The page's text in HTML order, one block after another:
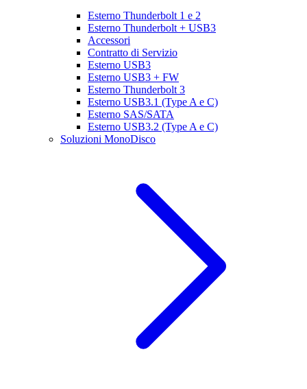
Esterno Thunderbolt 1 e 2
Esterno Thunderbolt + USB3
Accessori
Contratto di Servizio
Esterno USB3
Esterno USB3 + FW
Esterno Thunderbolt 3
Esterno USB3.1 (Type A e C)
Esterno SAS/SATA
Esterno USB3.2 (Type A e C)
Soluzioni MonoDisco